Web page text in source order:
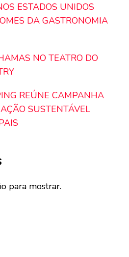
ESTADOS UNIDOS
DA GASTRONOMIA
NO TEATRO DO
REÚNE CAMPANHA
SUSTENTÁVEL
para mostrar.